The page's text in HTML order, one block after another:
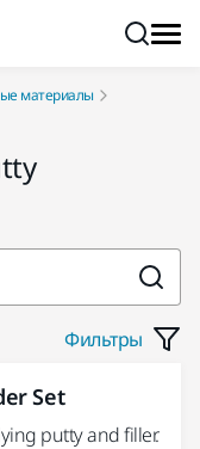
материалы
Фильтры
Set
putty and filler.